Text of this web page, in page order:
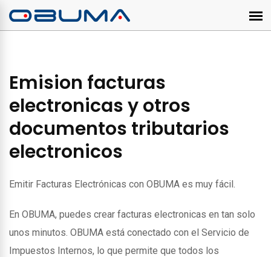
Emision facturas
electronicas y otros
documentos tributarios
electronicos
Emitir Facturas Electrónicas con OBUMA es muy fácil.
En OBUMA, puedes crear facturas electronicas en tan solo
unos minutos. OBUMA está conectado con el Servicio de
Impuestos Internos, lo que permite que todos los